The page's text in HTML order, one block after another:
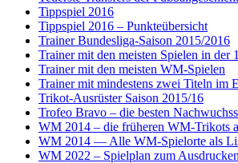
Tippspiel 2016
Tippspiel 2016 – Punkteübersicht
Trainer Bundesliga-Saison 2015/2016
Trainer mit den meisten Spielen in der
Trainer mit den meisten WM-Spielen
Trainer mit mindestens zwei Titeln im
Trikot-Ausrüster Saison 2015/16
Trofeo Bravo – die besten
WM 2014 – die früheren WM-Trikots
WM 2014 — Alle WM-Spielorte als
WM 2022 – Spielplan zum Ausdrucken